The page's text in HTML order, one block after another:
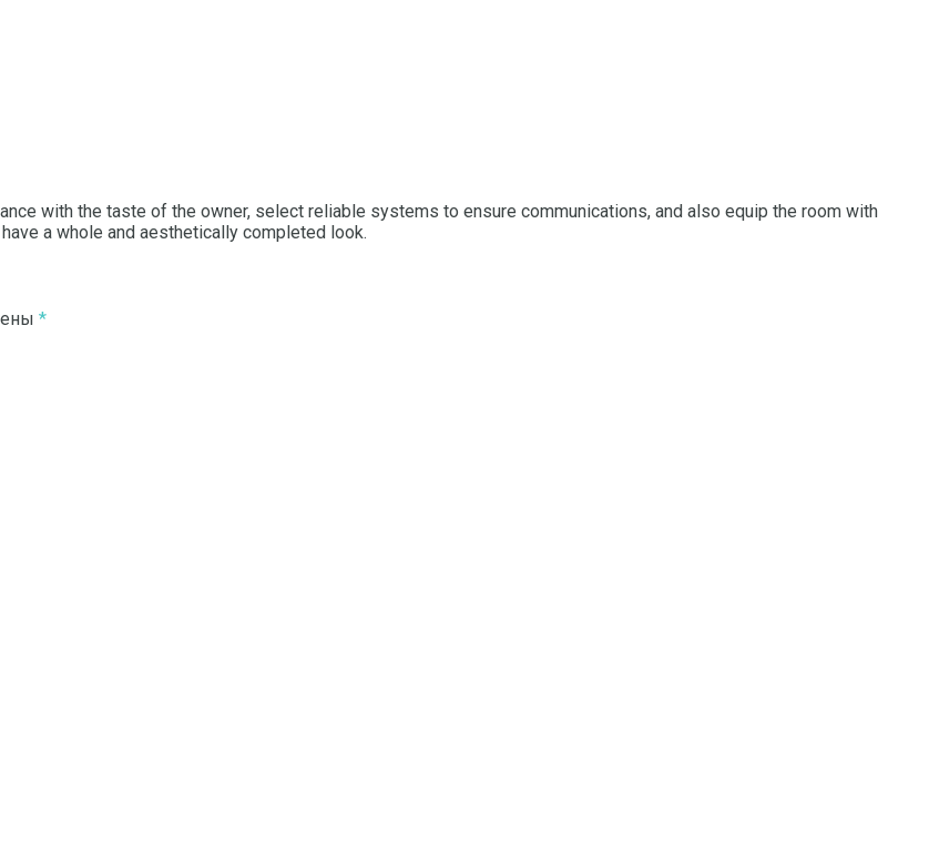
with the taste of the owner, select reliable systems to ensure communications, and also equip the room with
a whole and aesthetically completed look.
*